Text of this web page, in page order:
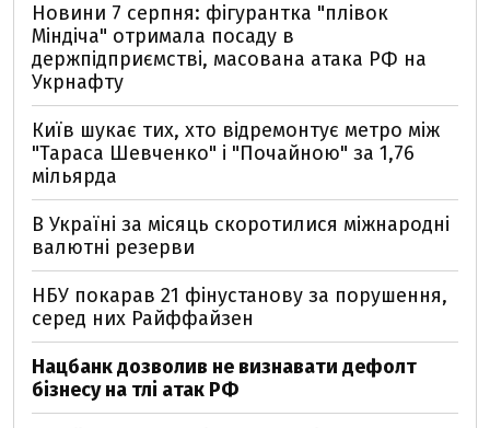
Новини 7 серпня: фігурантка "плівок
Міндіча" отримала посаду в
держпідприємстві, масована атака РФ на
Укрнафту
Київ шукає тих, хто відремонтує метро між
"Тараса Шевченко" і "Почайною" за 1,76
мільярда
В Україні за місяць скоротилися міжнародні
валютні резерви
НБУ покарав 21 фінустанову за порушення,
серед них Райффайзен
Нацбанк дозволив не визнавати дефолт
бізнесу на тлі атак РФ